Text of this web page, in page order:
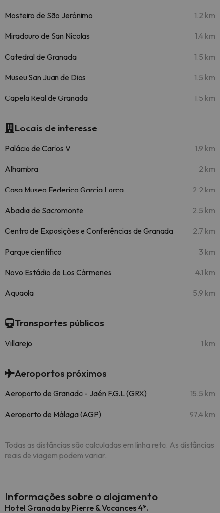
Mosteiro de São Jerónimo 1.2 km
Miradouro de San Nicolas 1.4 km
Catedral de Granada 1.5 km
Museu San Juan de Dios 1.5 km
Capela Real de Granada 1.5 km
Locais de interesse
Palácio de Carlos V 1.9 km
Alhambra 2 km
Casa Museo Federico García Lorca 2.2 km
Abadia de Sacromonte 2.5 km
Centro de Exposições e Conferências de Granada 2.7 km
Parque científico 3 km
Novo Estádio de Los Cármenes 4.1 km
Aquaola 5.9 km
Transportes públicos
Villarejo 1 km
Aeroportos próximos
Aeroporto de Granada - Jaén F.G.L (GRX) 15.5 km
Aeroporto de Málaga (AGP) 97.4 km
Todas as distâncias são calculadas em linha reta. As distâncias
reais de viagem podem variar.
Informações sobre o alojamento
Hotel Granada by Pierre & Vacances 4*.